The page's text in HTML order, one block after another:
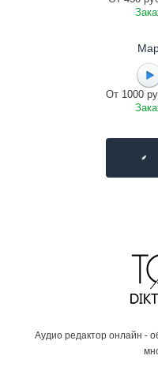
От 1000
Аудио редактор онлайн -